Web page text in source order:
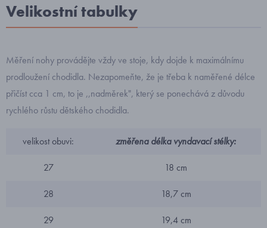
Velikostní tabulky
Měření nohy provádějte vždy ve stoje, kdy dojde k maximálnímu
prodloužení chodidla. Nezapomeňte, že je třeba k naměřené délce
přičíst cca 1 cm, to je ,,nadměrek", který se ponechává z důvodu
rychlého růstu dětského chodidla.
velikost obuvi: změřena délka vyndavací stélky:
27 18 cm
28 18,7 cm
29 19,4 cm